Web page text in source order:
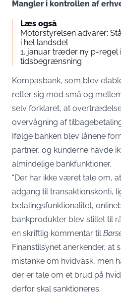
Mangler i kontrollen af
Læs også
Motorstyrelsen advarer:
i hel landsdel
1. januar træder ny p-regel
tidsbegrænsning
Kompasbank, som blev
retter sig mod små og
selv forklaret, at
overvågning af
Ifølge banken blev lånene
partner, og kunderne havde
almindelige bankfunktioner.
“Der har ikke været tale om,
adgang til transaktionskonti,
betalingsfunktionalitet,
bankprodukter blev stillet til
en skriftlig kommentar til
Finanstilsynet anerkender, at
mistanke om hvidvask, men
der er tale om et brud på
derfor skal sanktioneres.